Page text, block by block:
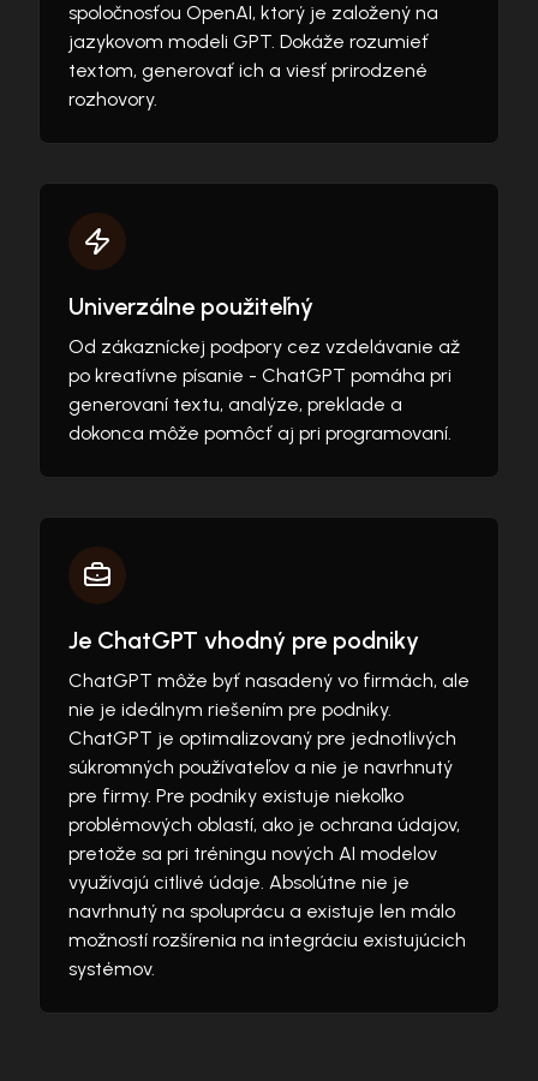
spoločnosťou OpenAI, ktorý je založený na
jazykovom modeli GPT. Dokáže rozumieť
textom, generovať ich a viesť prirodzené
rozhovory.
Univerzálne použiteľný
Od zákazníckej podpory cez vzdelávanie až
po kreatívne písanie - ChatGPT pomáha pri
generovaní textu, analýze, preklade a
dokonca môže pomôcť aj pri programovaní.
Je ChatGPT vhodný pre podniky
ChatGPT môže byť nasadený vo firmách, ale
nie je ideálnym riešením pre podniky.
ChatGPT je optimalizovaný pre jednotlivých
súkromných používateľov a nie je navrhnutý
pre firmy. Pre podniky existuje niekoľko
problémových oblastí, ako je ochrana údajov,
pretože sa pri tréningu nových AI modelov
využívajú citlivé údaje. Absolútne nie je
navrhnutý na spoluprácu a existuje len málo
možností rozšírenia na integráciu existujúcich
systémov.